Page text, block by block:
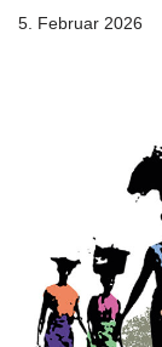
5. Februar 2026